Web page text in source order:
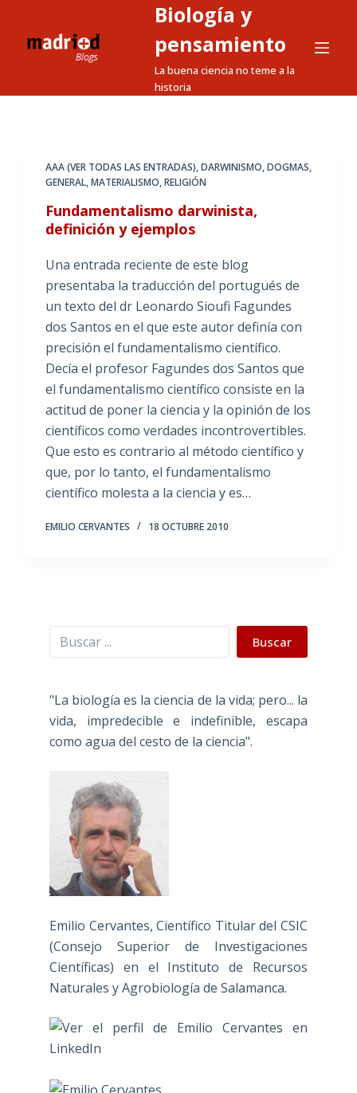
a
Biología y
pensamiento
La buena ciencia no teme a la
historia
AAA (VER TODAS LAS ENTRADAS),DARWINISMO,DOGMAS,
GENERAL,MATERIALISMO,RELIGIÓN
Fundamentalismo darwinista,
definición y ejemplos
Una entrada reciente de este blog
presentaba la traducción del portugués de
un texto del dr Leonardo Sioufi Fagundes
dos Santos en el que este autor definía con
precisión el fundamentalismo científico.
Decía el profesor Fagundes dos Santos que
el fundamentalismo científico consiste en la
actitud de poner la ciencia y la opinión de los
científicos como verdades incontrovertibles.
Que esto es contrario al método científico y
que, por lo tanto, el fundamentalismo
científico molesta a la ciencia y es…
EMILIO CERVANTES 18 OCTUBRE 2010
Buscar Buscar
"La biología es la ciencia de la vida; pero... la
vida, impredecible e indefinible, escapa
como agua del cesto de la ciencia".
Emilio Cervantes, Científico Titular del CSIC
(Consejo Superior de Investigaciones
Científicas) en el Instituto de Recursos
Naturales y Agrobiología de Salamanca.